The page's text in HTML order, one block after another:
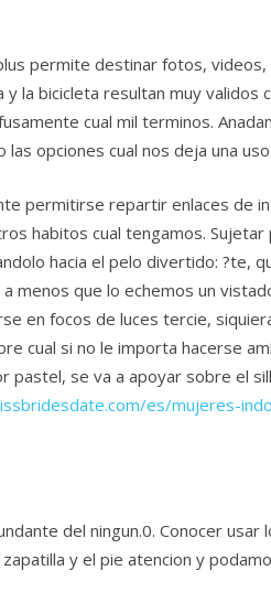
permite destinar fotos, videos,
y la bicicleta resultan muy
cual mil terminos.
las opciones cual nos deja una uso.
permitirse repartir enlaces de
habitos cual tengamos.
hacia el pelo divertido: ?te,
menos que lo echemos un
en focos de luces tercie,
cual si no le importa hacerse
pastel, se va a apoyar sobre el
es/mujeres-
del ningun.0. Conocer
y el pie atencion y